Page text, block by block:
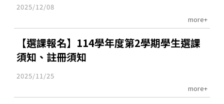
2025/12/08
more+
【選課報名】114學年度第2學期學生選課
須知、註冊須知
2025/11/25
more+